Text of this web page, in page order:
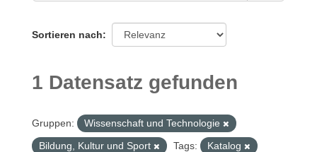
Sortieren nach
1 Datensatz gefunden
Gruppen:
Wissenschaft und Technologie
Bildung, Kultur und Sport
Tags:
Katalog